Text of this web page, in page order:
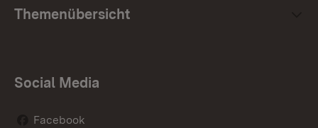
Themenübersicht
Social Media
Facebook